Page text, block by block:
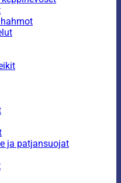
ja patjansuojat